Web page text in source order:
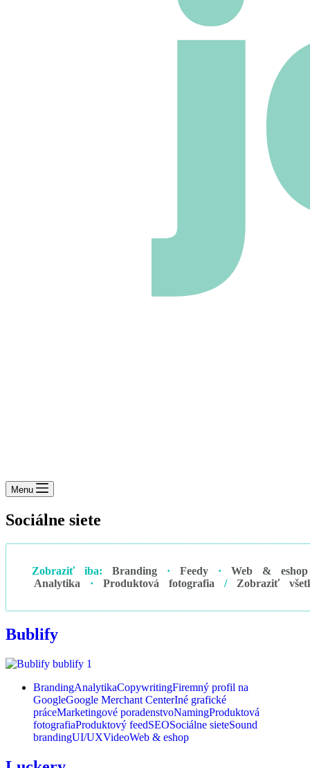
Menu
Sociálne siete
Zobraziť iba: Branding · Feedy · Web & eshop
Analytika · Produktová fotografia / Zobraziť
Bublify
BrandingAnalytikaCopywritingFiremný profil na
GoogleGoogle Merchant CenterIné grafické
práceMarketingové poradenstvoNamingProduktová
fotografiaProduktový feedSEOSociálne sieteSound
brandingUI/UXVideoWeb & eshop